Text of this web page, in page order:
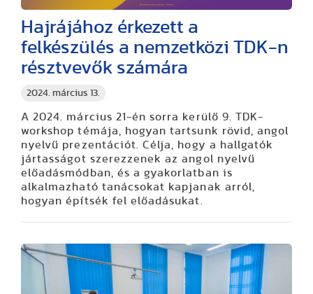
2024. március 13.
Hajrájához érkezett a
felkészülés a nemzetközi TDK-n
résztvevők számára
A 2024. március 21-én sorra kerülő 9. TDK-
workshop témája, hogyan tartsunk rövid, angol
nyelvű prezentációt. Célja, hogy a hallgatók
jártasságot szerezzenek az angol nyelvű
előadásmódban, és a gyakorlatban is
alkalmazható tanácsokat kapjanak arról,
hogyan építsék fel előadásukat.